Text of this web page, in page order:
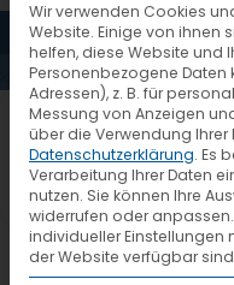
MENÜ
Wir verwenden Cookies
Website. Einige von ihnen
helfen, diese Website und
Personenbezogene Daten
Adressen), z. B. für
Messung von Anzeigen
über die Verwendung Ihrer
Datenschutzerklärung. Es
Verarbeitung Ihrer Daten
nutzen. Sie können Ihre
widerrufen oder anpassen.
individueller Einstellungen
der Website verfügbar